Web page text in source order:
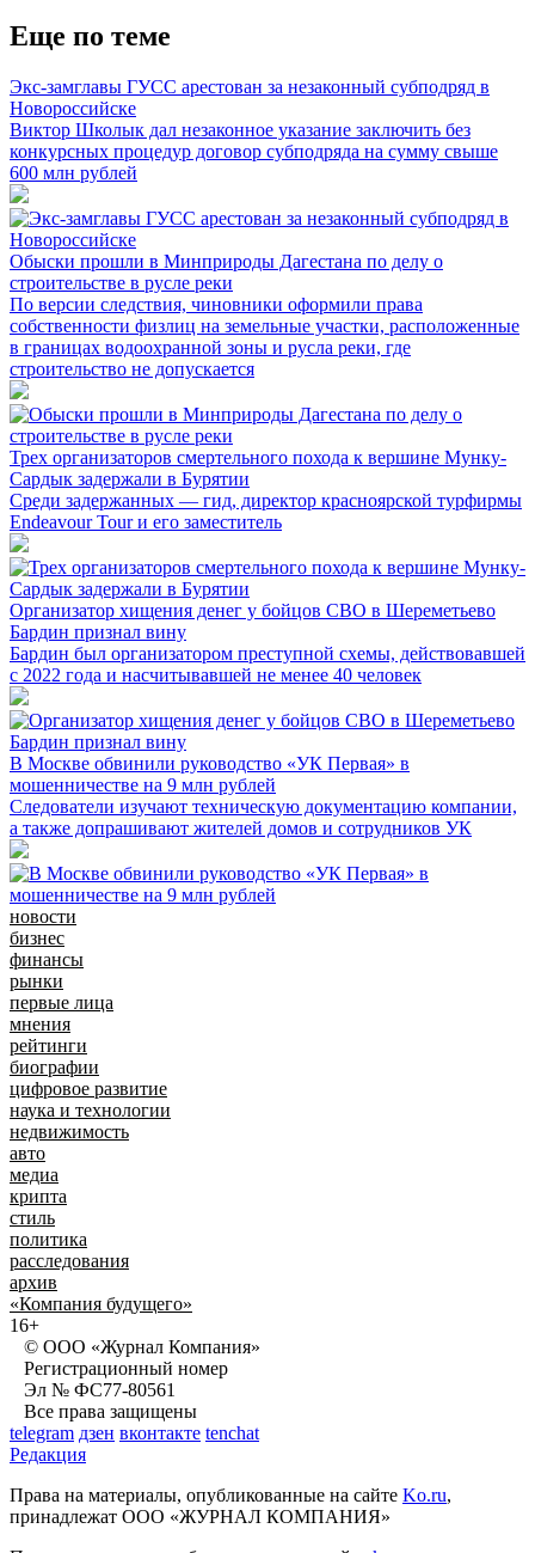
Еще по теме
Экс-замглавы ГУСС арестован за незаконный субподряд в
Новороссийске
Виктор Школык дал незаконное указание заключить без
конкурсных процедур договор субподряда на сумму свыше
600 млн рублей
Обыски прошли в Минприроды Дагестана по делу о
строительстве в русле реки
По версии следствия, чиновники оформили права
собственности физлиц на земельные участки, расположенные
в границах водоохранной зоны и русла реки, где
строительство не допускается
Трех организаторов смертельного похода к вершине Мунку-
Сардык задержали в Бурятии
Среди задержанных — гид, директор красноярской турфирмы
Endeavour Tour и его заместитель
Организатор хищения денег у бойцов СВО в Шереметьево
Бардин признал вину
Бардин был организатором преступной схемы, действовавшей
с 2022 года и насчитывавшей не менее 40 человек
В Москве обвинили руководство «УК Первая» в
мошенничестве на 9 млн рублей
Следователи изучают техническую документацию компании,
а также допрашивают жителей домов и сотрудников УК
новости
бизнес
финансы
рынки
первые лица
мнения
рейтинги
биографии
цифровое развитие
наука и технологии
недвижимость
авто
медиа
крипта
стиль
политика
расследования
архив
«Компания будущего»
16+
© ООО «Журнал Компания»
Регистрационный номер
Эл № ФС77-80561
Все права защищены
telegram дзен вконтакте tenchat
Редакция
Права на материалы, опубликованные на сайте Ko.ru,
принадлежат ООО «ЖУРНАЛ КОМПАНИЯ»